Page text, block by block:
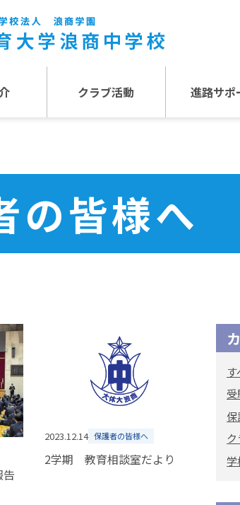
クラブ活動 進路サポ
の皆様へ
告
2023.12.14 保護者の皆様へ
2学期 教育相談室だより
学